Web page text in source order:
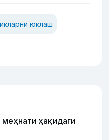
юклаш
ҳақидаги